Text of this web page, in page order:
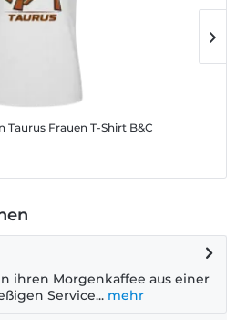
Taurus Frauen T-Shirt B&C
ihren Morgenkaffee aus einer
Service... mehr